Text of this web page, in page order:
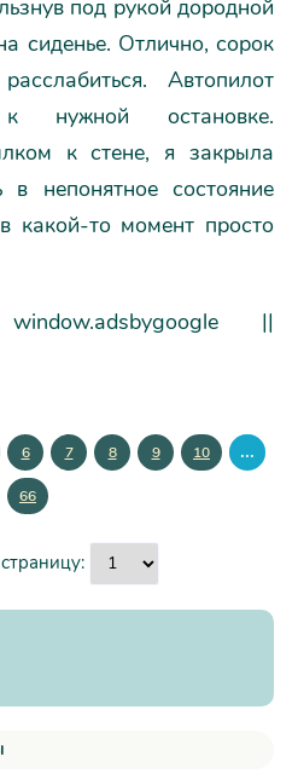
под рукой дородной
сиденье. Отлично, сорок
Автопилот
нужной остановке.
к стене, я закрыла
в непонятное состояние
какой-то момент просто
||
6 7 8 9 10 ...
66